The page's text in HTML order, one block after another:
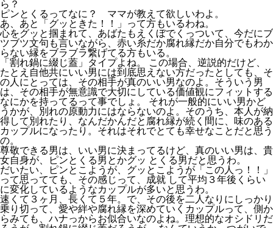
ら？
ピンとくるってなに？ ママが教えて欲しいわよ。
あ、あと「グッときた！！」って方もいるわね。
心をグッと掴まれて、あばたもえくぼでくっついて、今だにブ
ツブツ文句も言いながら、赤い糸だか腐れ縁だか自分でもわか
らない縁をブラブラ繋げてる方もいる。
「割れ鍋に綴じ蓋」タイプよね。 この場合、逆説的だけど、
たとえ自他共にいい男には到底思えない方だったとしても、そ
の人にとっては、その相手が真のいい男なのよ。そういう男
は、その相手が無意識で大切にしている価値観にフィットする
なにかを持ってるって事でしょ。 それが一般的にいい男かど
うかが、別れの原動力にはならないのよ。そのうち、本人が納
得して別れたり、なんだかんだと腐れ縁が続く間に、味のある
カップルになったり。それはそれでとても幸せなことだと思う
の。
尊敬できる男は、いい男に決まってるけど、真のいい男は、貴
女自身が、ピンとくる男とかグッ とくる男だと思うわ。
だいたい、ピンとこようが、グッとこようが「この人っ！！」
って思ってても、その感じって、成就 して平均３年後くらい
に変化しているようなカップルが多いと思うわ。
速くて３ヶ月、長くて５年。で、その後を二人なりにしっかり
乗り切って、愛や絆や腐れ縁を深めていくカップルって、側か
らみても、ハナっからお似合いなのよね。理想的なオシドリだ